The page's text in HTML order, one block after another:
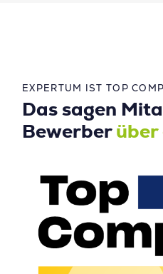
EXPERTUM IST TOP
Das sagen
Bewerber über